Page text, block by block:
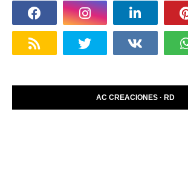
AC CREACIONES · RD